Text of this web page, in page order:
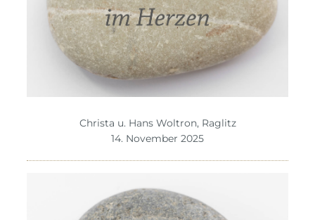
Christa u. Hans Woltron, Raglitz
14. November 2025